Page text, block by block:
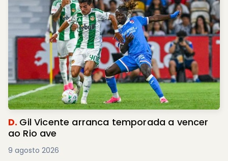
D. Gil Vicente arranca temporada a vencer
ao Rio ave
9 agosto 2026